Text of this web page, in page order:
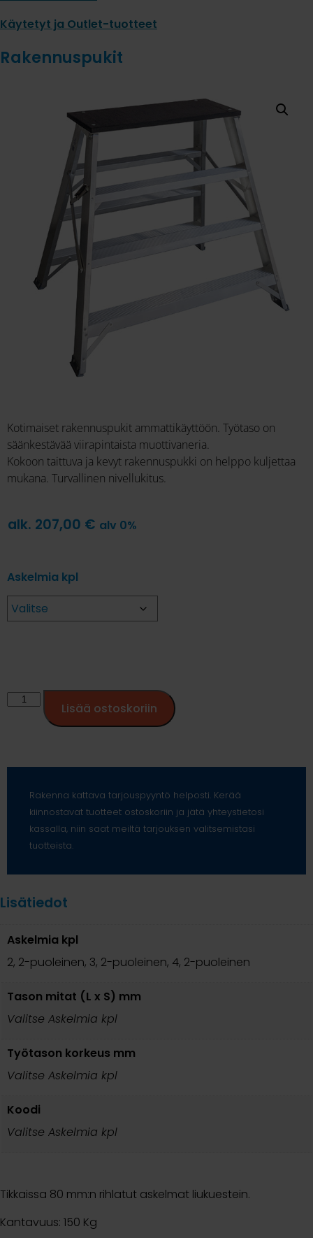
Käytetyt ja Outlet-tuotteet
Rakennuspukit
Kotimaiset rakennuspukit ammattikäyttöön. Työtaso on
säänkestävää viirapintaista muottivaneria.
Kokoon taittuva ja kevyt rakennuspukki on helppo kuljettaa
mukana. Turvallinen nivellukitus.
alk. 207,00 € alv 0%
Askelmia kpl
Lisää ostoskoriin
Rakenna kattava tarjouspyyntö helposti. Kerää
kiinnostavat tuotteet ostoskoriin ja jätä yhteystietosi
kassalla, niin saat meiltä tarjouksen valitsemistasi
tuotteista.
Lisätiedot
Askelmia kpl
2, 2-puoleinen, 3, 2-puoleinen, 4, 2-puoleinen
Tason mitat (L x S) mm
Valitse Askelmia kpl
Työtason korkeus mm
Valitse Askelmia kpl
Koodi
Valitse Askelmia kpl
Tikkaissa 80 mm:n rihlatut askelmat liukuestein.
Kantavuus: 150 Kg